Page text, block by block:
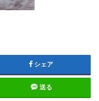
シェア
送る